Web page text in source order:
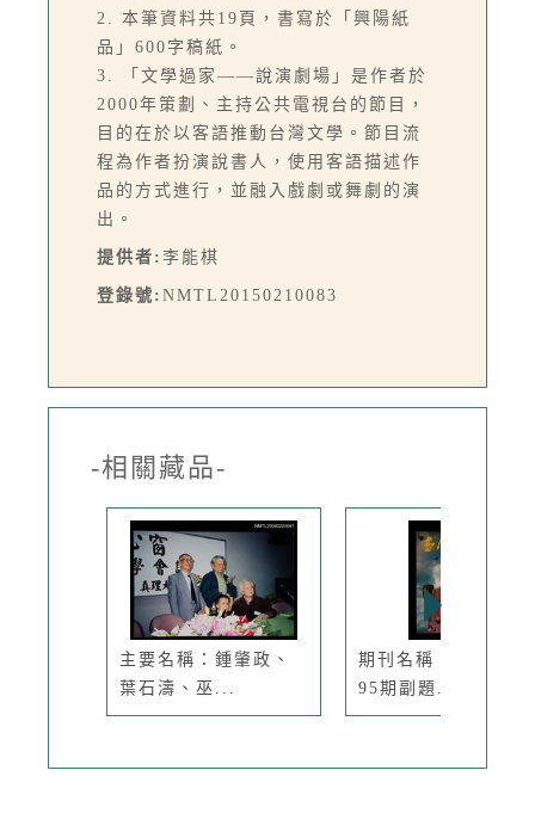
2. 本筆資料共19頁，書寫於「興陽紙
品」600字稿紙。
3. 「文學過家——說演劇場」是作者於
2000年策劃、主持公共電視台的節目，
目的在於以客語推動台灣文學。節目流
程為作者扮演說書人，使用客語描述作
品的方式進行，並融入戲劇或舞劇的演
出。
提供者: 李能棋
登錄號: NMTL20150210083
-相關藏品-
主要名稱：鍾肇政、
葉石濤、巫...
期刊名稱：臺灣文藝
95期副題...